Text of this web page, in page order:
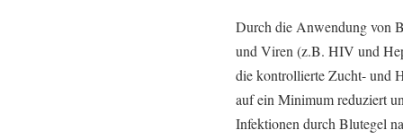
Durch die Anwendung von
und Viren (z.B. HIV und
die kontrollierte Zucht- und
auf ein Minimum reduziert
Infektionen durch Blutegel